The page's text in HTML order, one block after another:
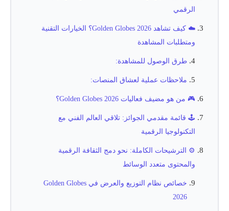
الرقمي
☁️ كيف تشاهد Golden Globes 2026؟ الخيارات التقنية
ومتطلبات المشاهدة
طرق الوصول للمشاهدة:
ملاحظات عملية لعشاق المنصات:
🎮 من هو مضيف فعاليات Golden Globes 2026؟
🕹️ قائمة مقدمي الجوائز: تلاقي العالم الفني مع
التكنولوجيا الرقمية
⚙️ الترشيحات الكاملة: نحو دمج الثقافة الرقمية
والمحتوى متعدد الوسائط
خصائص نظام التوزيع والعرض في Golden Globes
2026